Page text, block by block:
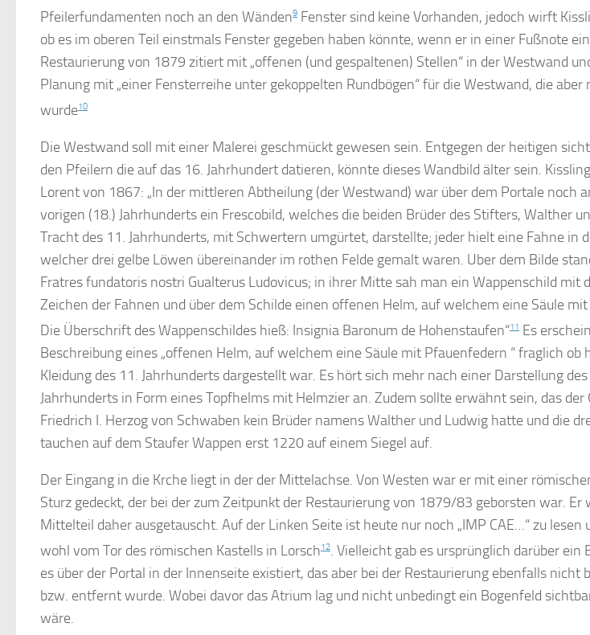
Pfeilerfundamenten noch an den Wänden9 Fenster sind keine Vorhanden, jedoch wirft
ob es im oberen Teil einstmals Fenster gegeben haben könnte, wenn er in einer Fußnote
Restaurierung von 1879 zitiert mit „offenen (und gespaltenen) Stellen“ in der Westwand
Planung mit „einer Fensterreihe unter gekoppelten Rundbögen“ für die Westwand, die
wurde10
Die Westwand soll mit einer Malerei geschmückt gewesen sein. Entgegen der heitigen
den Pfeilern die auf das 16. Jahrhundert datieren, könnte dieses Wandbild älter sein.
Lorent von 1867: „In der mittleren Abtheilung (der Westwand) war über dem Portale noch
vorigen (18.) Jahrhunderts ein Frescobild, welches die beiden Brüder des Stifters, Walther
Tracht des 11. Jahrhunderts, mit Schwertern umgürtet, darstellte; jeder hielt eine Fahne in
welcher drei gelbe Löwen übereinander im rothen Felde gemalt waren. Uber dem Bilde
Fratres fundatoris nostri Gualterus Ludovicus; in ihrer Mitte sah man ein Wappenschild mit
Zeichen der Fahnen und über dem Schilde einen offenen Helm, auf welchem eine Säule
Die Überschrift des Wappenschildes hieß: Insignia Baronum de Hohenstaufen“11 Es
Beschreibung eines „offenen Helm, auf welchem eine Säule mit Pfauenfedern “ fraglich ob
Kleidung des 11. Jahrhunderts dargestellt war. Es hört sich mehr nach einer Darstellung
Jahrhunderts in Form eines Topfhelms mit Helmzier an. Zudem sollte erwähnt sein, das der
Friedrich I. Herzog von Schwaben kein Brüder namens Walther und Ludwig hatte und die
tauchen auf dem Staufer Wappen erst 1220 auf einem Siegel auf.
Der Eingang in die Krche liegt in der der Mittelachse. Von Westen war er mit einer
Sturz gedeckt, der bei der zum Zeitpunkt der Restaurierung von 1879/83 geborsten war. Er
Mittelteil daher ausgetauscht. Auf der Linken Seite ist heute nur noch „IMP CAE…“ zu lesen
wohl vom Tor des römischen Kastells in Lorsch12. Vielleicht gab es ursprünglich darüber ein
es über der Portal in der Innenseite existiert, das aber bei der Restaurierung ebenfalls nicht
bzw. entfernt wurde. Wobei davor das Atrium lag und nicht unbedingt ein Bogenfeld
wäre.